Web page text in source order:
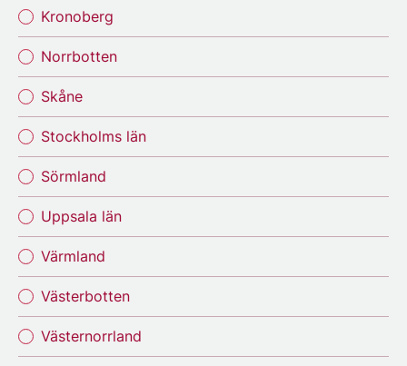
Kronoberg
Norrbotten
Skåne
Stockholms län
Sörmland
Uppsala län
Värmland
Västerbotten
Västernorrland